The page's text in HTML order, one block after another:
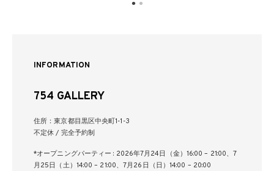
INFORMATION
754 GALLERY
住所：東京都目黒区中央町1-1-3
不定休 / 完全予約制
*オープニングパーティー : 2026年7月24日（金）16:00 – 21:00、7
月25日（土）14:00 – 21:00、7月26日（日）14:00 – 20:00